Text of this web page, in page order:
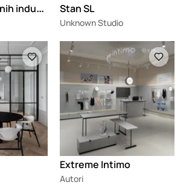
C
entar kreativnih industrija i inovacija „Ložionica” i Kuća eUprave Stan SL
Unknown Studio
Loading
Extreme Intimo
Autori